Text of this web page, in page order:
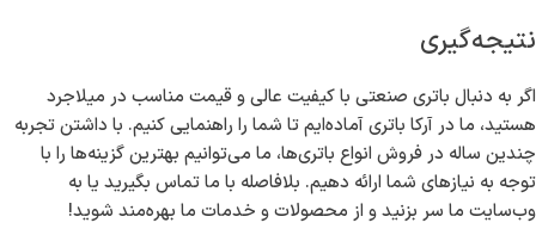
نتیجه‌گیری
اگر به دنبال باتری صنعتی با کیفیت عالی و قیمت مناسب در میلاجرد
هستید، ما در آرکا باتری آماده‌ایم تا شما را راهنمایی کنیم. با داشتن تجربه
چندین ساله در فروش انواع باتری‌ها، ما می‌توانیم بهترین گزینه‌ها را با
توجه به نیازهای شما ارائه دهیم. بلافاصله با ما تماس بگیرید یا به
وب‌سایت ما سر بزنید و از محصولات و خدمات ما بهره‌مند شوید!